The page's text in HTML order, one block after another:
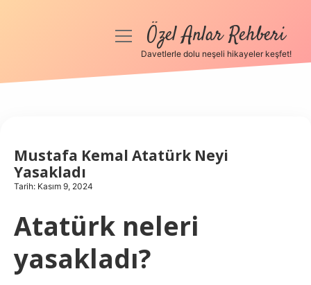
Anasayfa
Hakkımızda
menüyüÖzel Anlar Rehberi
Davetlerle dolu neşeli hikayeler keşfet!
Mustafa Kemal Atatürk Neyi
Yasakladı
Tarih: Kasım 9, 2024
Atatürk neleri
yasakladı?